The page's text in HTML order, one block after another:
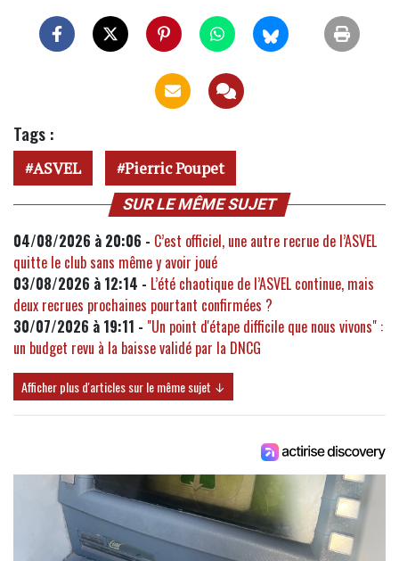
Tags :
ASVEL Pierric Poupet
SUR LE MÊME SUJET
04/08/2026 à 20:06 - C’est officiel, une autre recrue de l’ASVEL
quitte le club sans même y avoir joué
03/08/2026 à 12:14 - L’été chaotique de l’ASVEL continue, mais
deux recrues prochaines pourtant confirmées ?
30/07/2026 à 19:11 - "Un point d'étape difficile que nous vivons" :
un budget revu à la baisse validé par la DNCG
Afficher plus d'articles sur le même sujet ↓